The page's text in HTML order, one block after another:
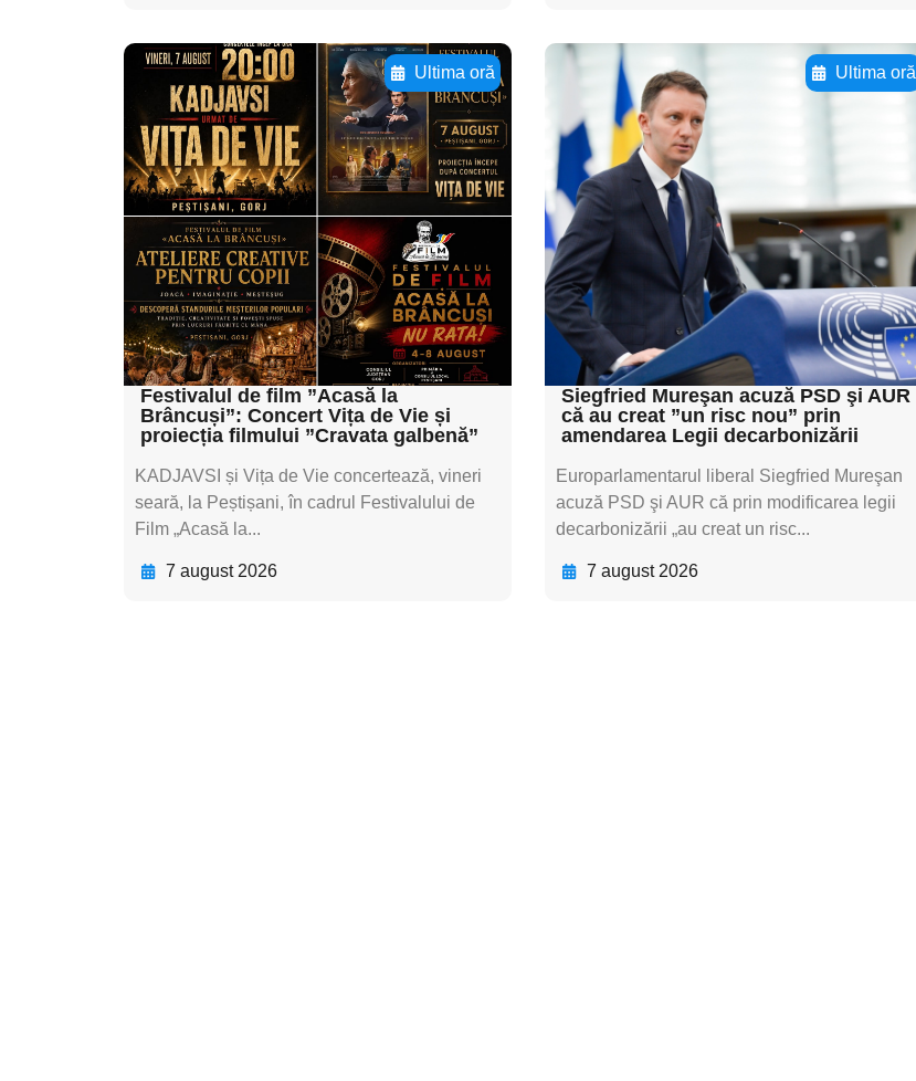
Ultima oră
Adaugă aici textul
pentru
subtitluAdaugă aici
textul pentru
subtitluAdaugă aici
textul pentru
subtitluAdaugă aici
textul pentru subti
Festivalul de film ”Acasă la
Brâncuși”: Concert Vița de Vie și
proiecția filmului ”Cravata galbenă”
KADJAVSI și Vița de Vie concertează, vineri
seară, la Peștișani, în cadrul Festivalului de
Film „Acasă la...
7 august 2026
Ultima oră
Adaugă aici textul
pentru
subtitluAdaugă aici
textul pentru
subtitluAdaugă aici
textul pentru
subtitluAdaugă aici
textul pentru subti
Siegfried Mureşan acuză PSD şi AUR
că au creat ”un risc nou” prin
amendarea Legii decarbonizării
Europarlamentarul liberal Siegfried Mureşan
acuză PSD şi AUR că prin modificarea legii
decarbonizării „au creat un risc...
7 august 2026